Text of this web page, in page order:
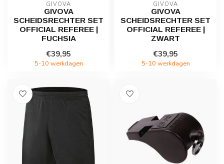
GIVOVA
GIVOVA
SCHEIDSRECHTER SET
OFFICIAL REFEREE |
FUCHSIA
€39,95
5-10 werkdagen
GIVOVA
GIVOVA
SCHEIDSRECHTER SET
OFFICIAL REFEREE |
ZWART
€39,95
5-10 werkdagen